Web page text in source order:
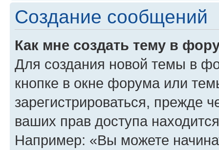
Создание сообщений
Как мне создать тему в
Для создания новой темы в
кнопке в окне форума или
зарегистрироваться, прежде
ваших прав доступа
Например: «Вы можете